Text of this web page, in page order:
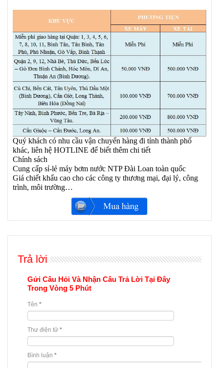
Quý khách có nhu cầu vận chuyển hàng đi tỉnh thành phố
khác, liên hệ HOTLINE để biết thêm chi tiết
Chính sách
Cung cấp sỉ-lẻ máy bơm nước NTP Đài Loan toàn quốc
Giá chiết khấu cao cho các công ty thương mại, đại lý, công
trình, môi trường…
Trả lời
Gửi Câu Hỏi Và Nhận Câu Trả Lời Tại Đây
Trong Vòng 5 Phút
Tên *
Thư điện tử *
Bình luận *